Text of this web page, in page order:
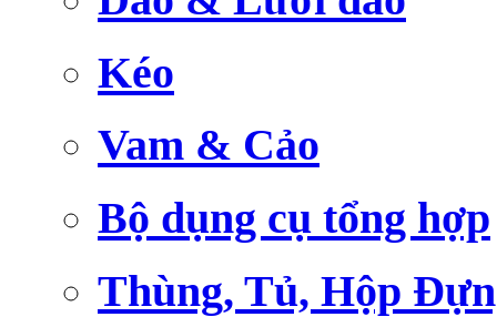
Kéo
Vam & Cảo
Bộ dụng cụ tổng hợp
Thùng, Tủ, Hộp